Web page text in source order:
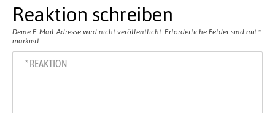
Reaktion schreiben
Deine E-Mail-Adresse wird nicht veröffentlicht. Erforderliche Felder sind mit *
markiert